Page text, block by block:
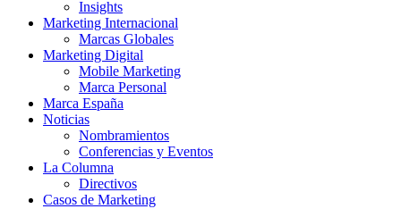
Insights
Marketing Internacional
Marcas Globales
Marketing Digital
Mobile Marketing
Marca Personal
Marca España
Noticias
Nombramientos
Conferencias y Eventos
La Columna
Directivos
Casos de Marketing